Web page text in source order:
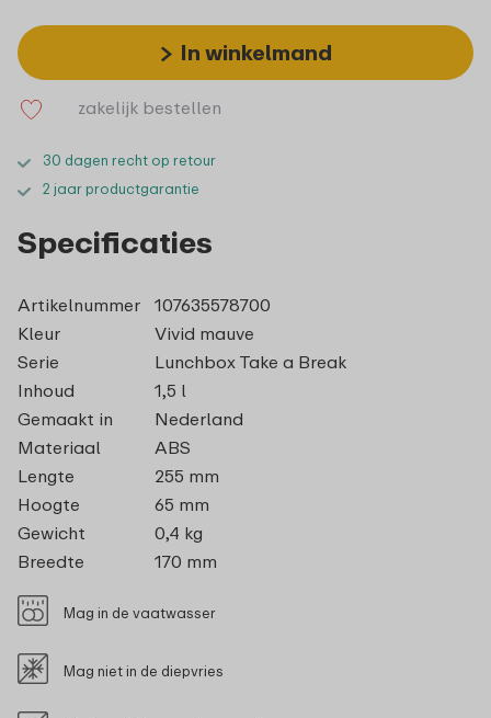
In winkelmand
zakelijk bestellen
30 dagen recht op retour
2 jaar productgarantie
Specificaties
Artikelnummer
107635578700
Kleur
Vivid mauve
Serie
Lunchbox Take a Break
Inhoud
1,5 l
Gemaakt in
Nederland
Materiaal
ABS
Lengte
255 mm
Hoogte
65 mm
Gewicht
0,4 kg
Breedte
170 mm
Mag in de vaatwasser
Mag niet in de diepvries